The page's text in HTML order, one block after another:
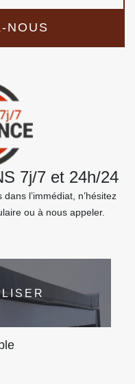
NOUS
7j/7 et 24h/24
l’immédiat, n’hésitez
ou à nous appeler.